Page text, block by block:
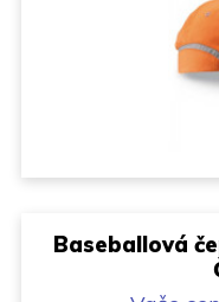
Baseballová